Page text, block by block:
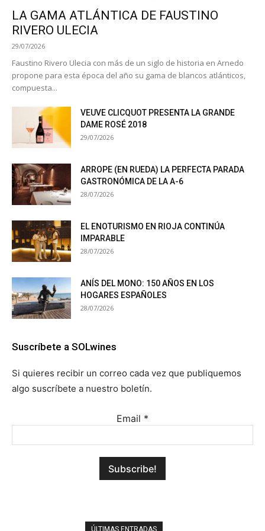
LA GAMA ATLÁNTICA DE FAUSTINO
RIVERO ULECIA
29/07/2026
Faustino Rivero Ulecia con más de un siglo de historia en Arnedo
propone para esta época del año su gama de blancos atlánticos,
compuesta...
VEUVE CLICQUOT PRESENTA LA GRANDE
DAME ROSÉ 2018
29/07/2026
ARROPE (EN RUEDA) LA PERFECTA PARADA
GASTRONÓMICA DE LA A-6
28/07/2026
EL ENOTURISMO EN RIOJA CONTINÚA
IMPARABLE
28/07/2026
ANÍS DEL MONO: 150 AÑOS EN LOS
HOGARES ESPAÑOLES
28/07/2026
Suscríbete a SOLwines
Si quieres recibir un correo cada vez que publiquemos
algo suscríbete a nuestro boletín.
Email *